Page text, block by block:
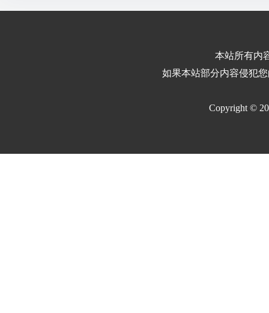
本站所有内
如果本站部分内容侵犯
Copyright ©